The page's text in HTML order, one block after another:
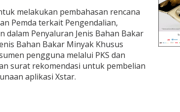
melakukan pembahasan rencana
Pemda terkait Pengendalian,
dalam Penyaluran Jenis Bahan Bakar
Bahan Bakar Minyak Khusus
pengguna melalui PKS dan
surat rekomendasi untuk pembelian
aplikasi Xstar.